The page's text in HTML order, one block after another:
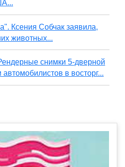
Ксения Собчак заявила,
животных...
снимки 5-дверной
в восторг...